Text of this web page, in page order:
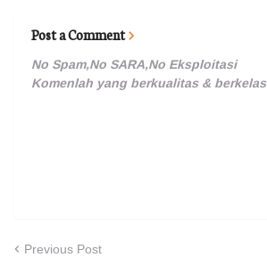
Post a Comment
No Spam,No SARA,No Eksploitasi
Komenlah yang berkualitas & berkelas
Previous Post